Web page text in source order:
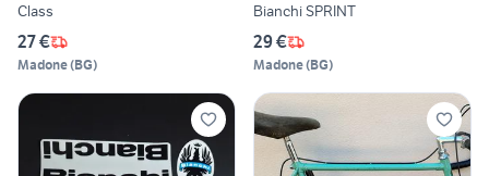
Class
27 €
Madone(BG)
Bianchi SPRINT
29 €
Madone(BG)